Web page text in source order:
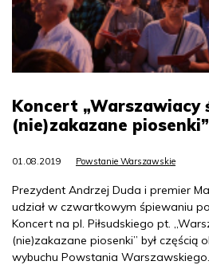
Koncert „Warszawiacy
(nie)zakazane piosenki”
01.08.2019 Powstanie Warszawskie
Prezydent Andrzej Duda i premier
udział w czwartkowym śpiewaniu
Koncert na pl. Piłsudskiego pt.
(nie)zakazane piosenki” był częścią
wybuchu Powstania Warszawskiego.